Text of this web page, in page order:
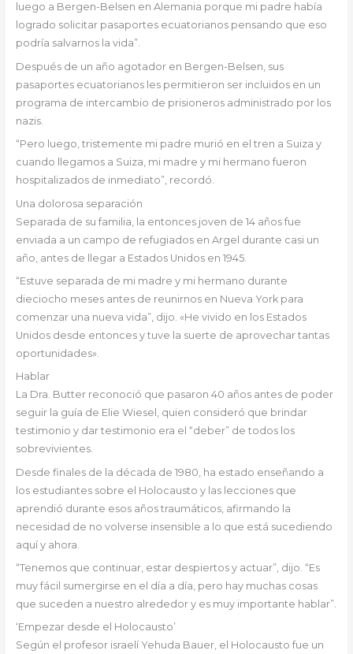
luego a Bergen-Belsen en Alemania porque mi padre había
logrado solicitar pasaportes ecuatorianos pensando que eso
podría salvarnos la vida”.
Después de un año agotador en Bergen-Belsen, sus
pasaportes ecuatorianos les permitieron ser incluidos en un
programa de intercambio de prisioneros administrado por los
nazis.
“Pero luego, tristemente mi padre murió en el tren a Suiza y
cuando llegamos a Suiza, mi madre y mi hermano fueron
hospitalizados de inmediato”, recordó.
Una dolorosa separación
Separada de su familia, la entonces joven de 14 años fue
enviada a un campo de refugiados en Argel durante casi un
año, antes de llegar a Estados Unidos en 1945.
“Estuve separada de mi madre y mi hermano durante
dieciocho meses antes de reunirnos en Nueva York para
comenzar una nueva vida”, dijo. «He vivido en los Estados
Unidos desde entonces y tuve la suerte de aprovechar tantas
oportunidades».
Hablar
La Dra. Butter reconoció que pasaron 40 años antes de poder
seguir la guía de Elie Wiesel, quien consideró que brindar
testimonio y dar testimonio era el “deber” de todos los
sobrevivientes.
Desde finales de la década de 1980, ha estado enseñando a
los estudiantes sobre el Holocausto y las lecciones que
aprendió durante esos años traumáticos, afirmando la
necesidad de no volverse insensible a lo que está sucediendo
aquí y ahora.
“Tenemos que continuar, estar despiertos y actuar”, dijo. “Es
muy fácil sumergirse en el día a día, pero hay muchas cosas
que suceden a nuestro alrededor y es muy importante hablar”.
‘Empezar desde el Holocausto’
Según el profesor israelí Yehuda Bauer, el Holocausto fue un